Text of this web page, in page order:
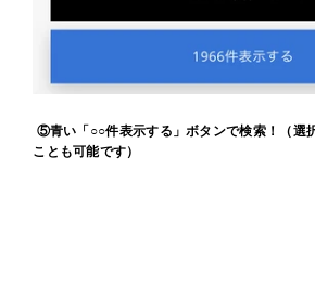
⑤青い「○○件表示する」ボタンで検索！（選
ことも可能です）